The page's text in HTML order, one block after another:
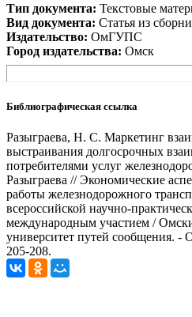
Тип документа: Текстовые
Вид документа: Статья из
Издательство: ОмГУПС
Город издательства: Омск
Библиографическая ссылка
Разыграева, Н. С. Маркетинг
выстраивания долгосрочных
потребителями услуг
Разыграева // Экономические
работы железнодорожного
всероссийской научно-
международным участием /
университет путей сообщения.
205-208.